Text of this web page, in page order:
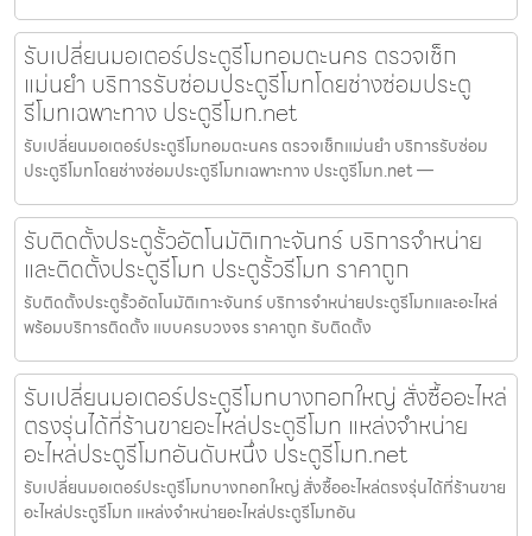
รับเปลี่ยนมอเตอร์ประตูรีโมทอมตะนคร ตรวจเช็ก
แม่นยำ บริการรับซ่อมประตูรีโมทโดยช่างซ่อมประตู
รีโมทเฉพาะทาง ประตูรีโมท.net
รับเปลี่ยนมอเตอร์ประตูรีโมทอมตะนคร ตรวจเช็กแม่นยำ บริการรับซ่อม
ประตูรีโมทโดยช่างซ่อมประตูรีโมทเฉพาะทาง ประตูรีโมท.net —
รับติดตั้งประตูรั้วอัตโนมัติเกาะจันทร์ บริการจำหน่าย
และติดตั้งประตูรีโมท ประตูรั้วรีโมท ราคาถูก
รับติดตั้งประตูรั้วอัตโนมัติเกาะจันทร์ บริการจำหน่ายประตูรีโมทและอะไหล่
พร้อมบริการติดตั้ง แบบครบวงจร ราคาถูก รับติดตั้ง
รับเปลี่ยนมอเตอร์ประตูรีโมทบางกอกใหญ่ สั่งซื้ออะไหล่
ตรงรุ่นได้ที่ร้านขายอะไหล่ประตูรีโมท แหล่งจำหน่าย
อะไหล่ประตูรีโมทอันดับหนึ่ง ประตูรีโมท.net
รับเปลี่ยนมอเตอร์ประตูรีโมทบางกอกใหญ่ สั่งซื้ออะไหล่ตรงรุ่นได้ที่ร้านขาย
อะไหล่ประตูรีโมท แหล่งจำหน่ายอะไหล่ประตูรีโมทอัน